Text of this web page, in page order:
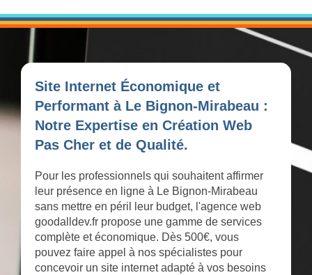
Site Internet Économique et
Performant à Le Bignon-Mirabeau :
Notre Expertise en Création Web
Pas Cher et de Qualité.
Pour les professionnels qui souhaitent affirmer
leur présence en ligne à Le Bignon-Mirabeau
sans mettre en péril leur budget, l'agence web
goodalldev.fr propose une gamme de services
complète et économique. Dès 500€, vous
pouvez faire appel à nos spécialistes pour
concevoir un site internet adapté à vos besoins